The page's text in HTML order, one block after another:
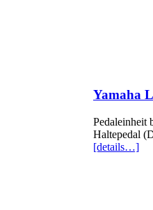
Yamaha
Pedaleinheit
Haltepedal
[details…]